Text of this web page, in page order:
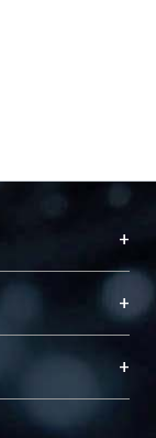
+
藏及向國際
圖書館整合
同功能平
期能整合研
、推廣研究
+
(Social
+